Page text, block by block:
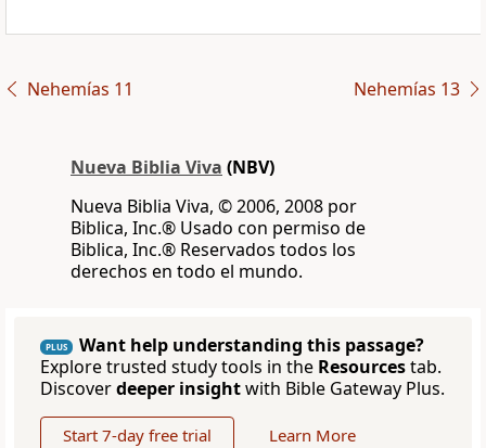
Nehemías 11 Nehemías 13
Nueva Biblia Viva (NBV)
Nueva Biblia Viva, © 2006, 2008 por
Biblica, Inc.® Usado con permiso de
Biblica, Inc.® Reservados todos los
derechos en todo el mundo.
PLUS
Want help understanding this passage?
Explore trusted study tools in the Resourcestab.
Discoverdeeper insightwith Bible Gateway Plus.
Start 7-day free trial Learn More